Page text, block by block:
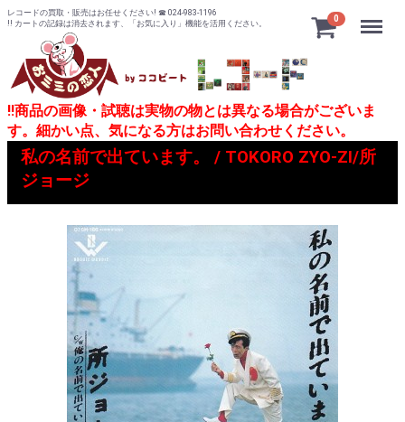
レコードの買取・販売はお任せください! ☎ 024-983-1196
!! カートの記録は消去されます、「お気に入り」機能を活用ください。
0 Menu
!!商品の画像・試聴は実物の物とは異なる場合がございま
す。細かい点、気になる方はお問い合わせください。
私の名前で出ています。 / TOKORO ZYO-ZI/所
ジョージ